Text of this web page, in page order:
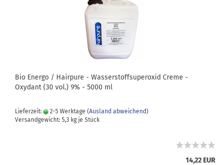
Bio Energo / Hairpure - Wasserstoffsuperoxid Creme -
Oxydant (30 vol.) 9% - 5000 ml
Lieferzeit: 2-5 Werktage (Ausland abweichend)
Versandgewicht: 5,3 kg je Stück
14,22 EUR